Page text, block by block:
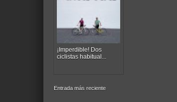
¡Imperdible! Dos
ciclistas habitual...
Entrada más reciente